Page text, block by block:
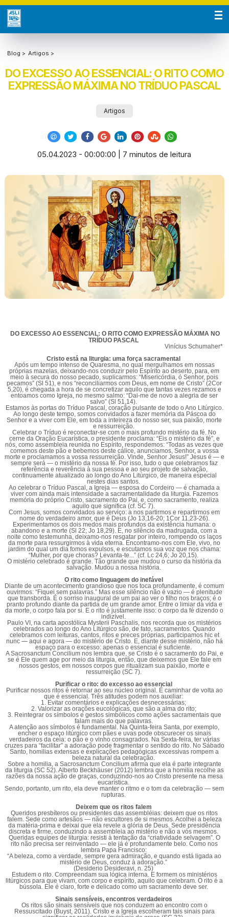
Blog > Artigos >
DO EXCESSO AO ESSENCIAL: O RITO COMO
EXPRESSÃO MÁXIMA NO TRÍDUO PASCAL
Artigos
05.04.2023 - 00:00:00 | 7 minutos de leitura
DO EXCESSO AO ESSENCIAL: O RITO COMO EXPRESSÃO MÁXIMA NO
TRÍDUO PASCAL
Vinícius Schumaher*
Cristo está na liturgia: uma força sacramental
Após um tempo intenso de Quaresma, no qual mergulhamos em nossas
próprias mazelas, deixando-nos conduzir pelo Espírito ao deserto, para, em
meio à secura do nosso pecado, suplicarmos: “Misericórdia, ó Senhor, pois
pecamos” (Sl 51), e nos “reconciliarmos com Deus, em nome de Cristo” (2Cor
5,20), é chegada a hora de se concretizar aquilo que tantas vezes rezamos e
entoamos como Igreja, no mesmo salmo: “Dai-me de novo a alegria de ser
salvo” (Sl 51,14).
Estamos às portas do Tríduo Pascal, coração pulsante de todo o Ano Litúrgico.
Ao longo deste tempo, somos convidados a fazer memória da Páscoa do
Senhor e a viver com Ele, em toda a inteireza do nosso ser, sua paixão, morte
e ressurreição.
Celebrar o Tríduo é reconectar-se com o mais profundo mistério da fé. No
cerne da Oração Eucarística, o presidente proclama: “Eis o mistério da fé”, e
nós, como assembleia reunida no Espírito, respondemos: “Todas as vezes que
comemos deste pão e bebemos deste cálice, anunciamos, Senhor, a vossa
morte e proclamamos a vossa ressurreição. Vinde, Senhor Jesus!” Jesus é — e
sempre será — o mistério da nossa fé. Por isso, tudo o que celebramos faz
referência e reverência à sua pessoa e ao seu projeto de salvação,
continuamente atualizado ao longo do Ano Litúrgico, de maneira especial
nestes dias santos.
Ao celebrar o Tríduo Pascal, a Igreja — esposa do Cordeiro — é chamada a
viver com ainda mais intensidade a sacramentalidade da liturgia. Fazemos
memória do próprio Cristo, sacramento do Pai, e, como sacramento, realiza
aquilo que significa (cf. SC 7).
Com Jesus, somos convidados ao serviço: a nos partirmos e repartirmos em
nome do verdadeiro amor, que é Deus (Jo 13,16-20; 1Cor 11,23-26).
Experimentamos os dois medos mais profundos da existência humana: o
abandono e a morte (Sl 22; Jo 18,29). E, no silêncio da madrugada, com a
noite como testemunha, deixamo-nos resgatar por inteiro, rompendo os laços
da morte para ressurgirmos à vida eterna. Encontramo-nos com Ele, vivo, no
jardim do qual um dia fomos expulsos, e escutamos sua voz que nos chama:
“Mulher, por que choras? Levanta-te...” (cf. Lc 24,6; Jo 20,15).
O mistério celebrado é grande. Tão grande que mudou o curso da história da
salvação. Mudou a nossa história.
O rito como linguagem do inefável
Diante de um acontecimento grandioso que nos toca profundamente, é comum
ouvirmos: “Fiquei sem palavras.” Mas esse silêncio não é vazio — é plenitude
que transborda. É o sorriso inaugural de um pai ao ver o filho nos braços; é o
pranto profundo diante da partida de um grande amor. Entre o limiar da vida e
da morte, o corpo fala por si. E o rito é justamente isso: o corpo da fé dizendo o
indizível.
Paulo VI, na carta apostólica Mysterii Paschalis, nos recorda que os mistérios
celebrados ao longo do Ano Litúrgico são, de fato, sacramentos. Quando
celebramos com leituras, cantos, ritos e preces próprias, participamos hic et
nunc — aqui e agora — do mistério de Cristo. E, diante desse mistério, não há
espaço para o excesso: apenas o essencial é suficiente.
A Sacrosanctum Concilium nos lembra que, se Cristo é o sacramento do Pai, e
se é Ele quem age por meio da liturgia, então, que deixemos que Ele fale em
nossos gestos, em nossos corpos que ritualizam sua paixão, morte e
ressurreição (SC 7).
Purificar o rito: do excesso ao essencial
Purificar nossos ritos é retornar ao seu núcleo original. É caminhar de volta ao
que é essencial. Três atitudes podem nos auxiliar:
1. Evitar comentários e explicações desnecessárias;
2. Valorizar as orações eucológicas, que são a alma do rito;
3. Reintegrar os símbolos e gestos simbólicos como ações sacramentais que
falam mais do que palavras.
A atenção aos símbolos é fundamental. Na Quinta-feira Santa, por exemplo,
encher o espaço litúrgico com pães e uvas pode obscurecer os sinais
verdadeiros da ceia: o pão e o vinho consagrados. Na Sexta-feira, ter várias
cruzes para “facilitar” a adoração pode fragmentar o sentido do rito. No Sábado
Santo, homilias extensas e explicações pedagógicas excessivas rompem a
beleza natural da celebração.
Sobre a homilia, a Sacrosanctum Concilium afirma que ela é parte integrante
da liturgia (SC 52). Alberto Beckhäuser (2012) lembra que a homilia recolhe as
razões da nossa ação de graças, conduzindo-nos ao Cristo presente na mesa
eucarística.
Sendo, portanto, um rito, ela deve manter o ritmo e o tom da celebração — sem
rupturas.
Deixem que os ritos falem
Queridos presbíteros ou presidentes das assembléias: deixem que os ritos
falem. Sede como artesãos — não escultores de si mesmos. Acolhei a beleza
da matéria-prima e deixai que ela revele a glória de Deus. Sede presidência
discreta e firme, conduzindo a assembleia ao mistério e não a vós mesmos.
Queridas equipes de liturgia: resisti à tentação da “criatividade selvagem”. O
rito não precisa ser reinventado — ele já é profundamente belo. Como nos
lembra Papa Francisco:
“A beleza, como a verdade, sempre gera admiração, e quando está ligada ao
mistério de Deus, conduz à adoração.”
(Desiderio Desideravi, n. 25)
Estudem o rito. Compreendam sua lógica interna. E formem os ministérios
litúrgicos para que vivam, com corpo e espírito, aquilo que celebram. O rito é a
bússola. Ele é claro, forte e delicado como um sacramento deve ser.
Sinais sensíveis, encontros verdadeiros
Os ritos são sinais sensíveis que nos conduzem ao encontro com o
Ressuscitado (Buyst, 2011). Cristo e a Igreja escolheram tais sinais para